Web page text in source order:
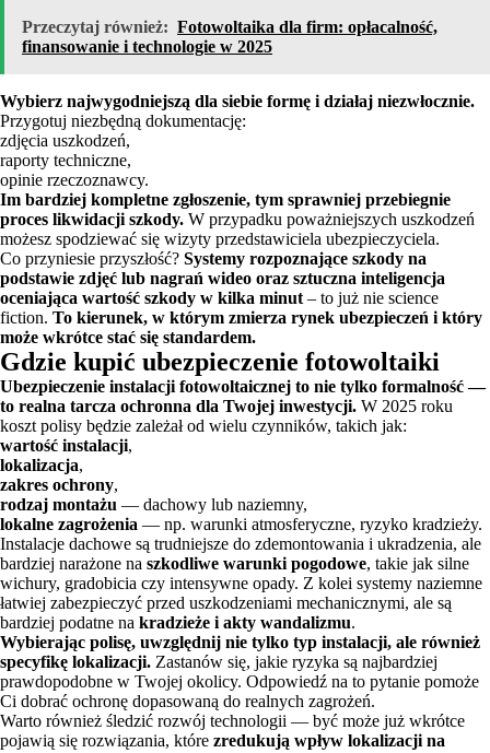
Przeczytaj również: Fotowoltaika dla firm: opłacalność,
finansowanie i technologie w 2025
Wybierz najwygodniejszą dla siebie formę i działaj niezwłocznie.
Przygotuj niezbędną dokumentację:
zdjęcia uszkodzeń,
raporty techniczne,
opinie rzeczoznawcy.
Im bardziej kompletne zgłoszenie, tym sprawniej przebiegnie
proces likwidacji szkody. W przypadku poważniejszych uszkodzeń
możesz spodziewać się wizyty przedstawiciela ubezpieczyciela.
Co przyniesie przyszłość? Systemy rozpoznające szkody na
podstawie zdjęć lub nagrań wideo oraz sztuczna inteligencja
oceniająca wartość szkody w kilka minut – to już nie science
fiction. To kierunek, w którym zmierza rynek ubezpieczeń i który
może wkrótce stać się standardem.
Gdzie kupić ubezpieczenie fotowoltaiki
Ubezpieczenie instalacji fotowoltaicznej to nie tylko formalność —
to realna tarcza ochronna dla Twojej inwestycji. W 2025 roku
koszt polisy będzie zależał od wielu czynników, takich jak:
wartość instalacji,
lokalizacja,
zakres ochrony,
rodzaj montażu — dachowy lub naziemny,
lokalne zagrożenia — np. warunki atmosferyczne, ryzyko kradzieży.
Instalacje dachowe są trudniejsze do zdemontowania i ukradzenia, ale
bardziej narażone na szkodliwe warunki pogodowe, takie jak silne
wichury, gradobicia czy intensywne opady. Z kolei systemy naziemne
łatwiej zabezpieczyć przed uszkodzeniami mechanicznymi, ale są
bardziej podatne na kradzieże i akty wandalizmu.
Wybierając polisę, uwzględnij nie tylko typ instalacji, ale również
specyfikę lokalizacji. Zastanów się, jakie ryzyka są najbardziej
prawdopodobne w Twojej okolicy. Odpowiedź na to pytanie pomoże
Ci dobrać ochronę dopasowaną do realnych zagrożeń.
Warto również śledzić rozwój technologii — być może już wkrótce
pojawią się rozwiązania, które zredukują wpływ lokalizacji na